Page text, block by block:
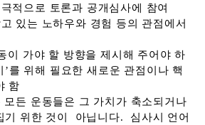
적으로 토론과 공개심사에 참여
있는 노하우와 경험 등의 관점에서
이 가야 할 방향을 제시해 주어야 하
’를 위해 필요한 새로운 관점이나 핵
함
모든 운동들은 그 가치가 축소되거나
기 위한 것이 아닙니다. 심사시 언어